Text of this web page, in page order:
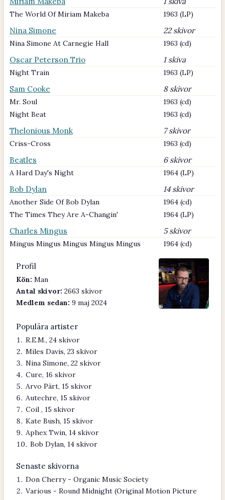
The World Of Miriam Makeba 1963 (LP)
Nina Simone 22 skivor
Nina Simone At Carnegie Hall 1963 (cd)
Oscar Peterson Trio 1 skiva
Night Train 1963 (LP)
Sam Cooke 8 skivor
Mr. Soul
1963 (cd)
Night Beat
1963 (cd)
Thelonious Monk 7 skivor
Criss-Cross 1963 (cd)
Beatles 6 skivor
A Hard Day's Night 1964 (LP)
Bob Dylan 14 skivor
Another Side Of Bob Dylan
1964 (cd)
The Times They Are A-Changin'
1964 (LP)
Charles Mingus 5 skivor
Mingus Mingus Mingus Mingus Mingus 1964 (cd)
Profil
Kön: Man
Antal skivor: 2663 skivor
Medlem sedan: 9 maj 2024
Populära artister
R.E.M., 24 skivor
Miles Davis, 23 skivor
Nina Simone, 22 skivor
Cure, 16 skivor
Arvo Pärt, 15 skivor
Autechre, 15 skivor
Coil , 15 skivor
Kate Bush, 15 skivor
Aphex Twin, 14 skivor
Bob Dylan, 14 skivor
Senaste skivorna
Don Cherry - Organic Music Society
Various - Round Midnight (Original Motion Picture